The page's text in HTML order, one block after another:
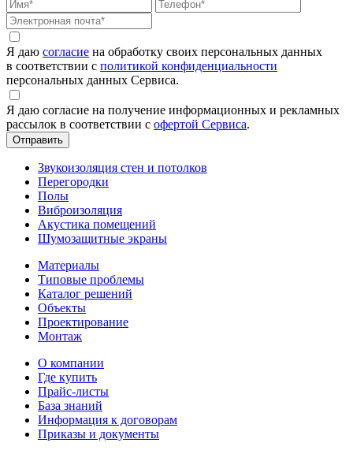
Я даю согласие на обработку своих персональных данных
в соответствии с политикой конфиденциальности
персональных данных Сервиса.
Я даю согласие на получение информационных и рекламных
рассылок в соответствии с офертой Сервиса.
Звукоизоляция стен и потолков
Перегородки
Полы
Виброизоляция
Акустика помещений
Шумозащитные экраны
Материалы
Типовые проблемы
Каталог решений
Объекты
Проектирование
Монтаж
О компании
Где купить
Прайс-листы
База знаний
Информация к договорам
Приказы и документы